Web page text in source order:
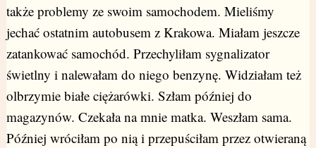
także problemy ze swoim samochodem. Mieliśmy
jechać ostatnim autobusem z Krakowa. Miałam jeszcze
zatankować samochód. Przechyliłam sygnalizator
świetlny i nalewałam do niego benzynę. Widziałam też
olbrzymie białe ciężarówki. Szłam później do
magazynów. Czekała na mnie matka. Weszłam sama.
Później wróciłam po nią i przepuściłam przez otwieraną